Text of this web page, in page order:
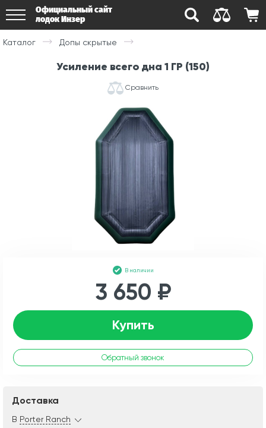
Официальный сайт
лодок Инзер
Каталог Допы скрытые
Усиление всего дна 1 ГР (150)
Сравнить
В наличии
3 650 ₽
Купить
Обратный звонок
Доставка
В Porter Ranch